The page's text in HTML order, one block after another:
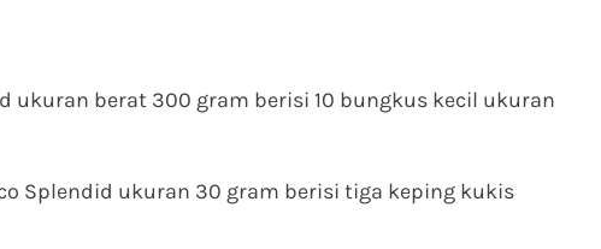
ukuran berat 300 gram berisi 10 bungkus kecil ukuran
Splendid ukuran 30 gram berisi tiga keping kukis